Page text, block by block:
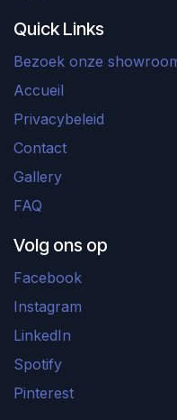
Quick Links
Bezoek onze
Accueil
Privacybeleid
Contact
Gallery
FAQ
Volg ons op
Facebook
Instagram
LinkedIn
Spotify
Pinterest